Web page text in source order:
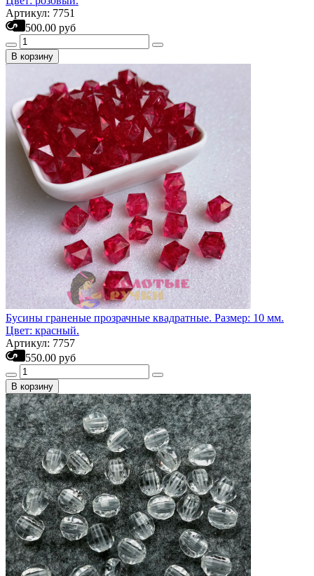
Артикул: 7751
500.00 руб
В корзину
Бусины граненые прозрачные квадратные. Размер: 10 мм.
Цвет: красный.
Артикул: 7757
550.00 руб
В корзину